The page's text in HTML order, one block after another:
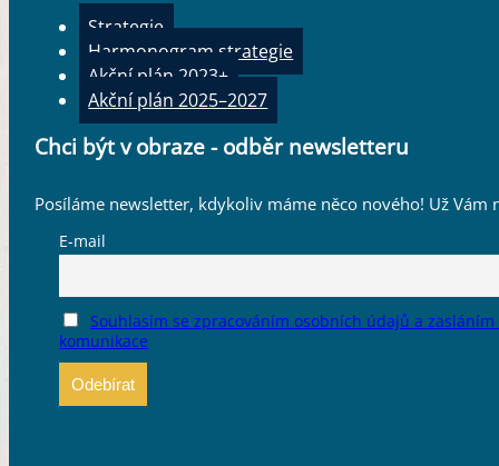
Strategie
Harmonogram strategie
Akční plán 2023+
Akční plán 2025–2027
Chci být v obraze - odběr newsletteru
Posíláme newsletter, kdykoliv máme něco nového! Už Vám
E-mail
Souhlasím se zpracováním osobních údajů a
komunikace